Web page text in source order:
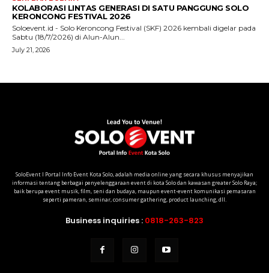
SoloEvent I Portal Info Event Kota Solo, adalah media online yang secara khusus menyajikan
informasi tentang berbagai penyelenggaraan event di kota Solo dan kawasan greater Solo Raya;
baik berupa event musik, film, seni dan budaya, maupun event-event komunikasi pemasaran
seperti pameran, seminar, consumer gathering, product launching, dll.
Business inquiries : 0818-263-823